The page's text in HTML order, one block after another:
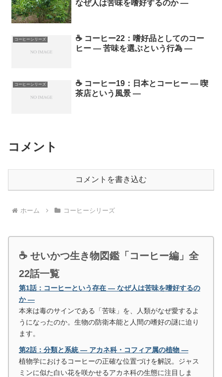
なぜ人は苦味を嗜好するのか ―
コーヒーシリーズ
☕ コーヒー22：嗜好品としてのコー
ヒー ― 苦味を選ぶという行為 ―
コーヒーシリーズ
☕ コーヒー19：日本とコーヒー ― 喫
茶店という風景 ―
コメント
コメントを書き込む
ホーム コーヒーシリーズ
☕ せいかつ生き物図鑑「コーヒー編」全
22話一覧
第1話：コーヒーという存在 ― なぜ人は苦味を嗜好するの
か ―
本来は毒のサインである「苦味」を、人類がなぜ愛するよ
うになったのか。生物の防衛本能と人間の嗜好の謎に迫り
ます。
第2話：分類と系統 ― アカネ科・コフィア属の植物 ―
植物学におけるコーヒーの正確な位置づけを解説。ジャス
ミンに似た白い花を咲かせるアカネ科の生態に注目しま